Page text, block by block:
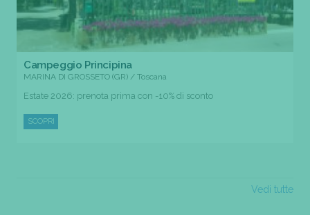
Campeggio Principina
MARINA DI GROSSETO (GR) / Toscana
Estate 2026: prenota prima con -10% di sconto
SCOPRI
Vedi tutte